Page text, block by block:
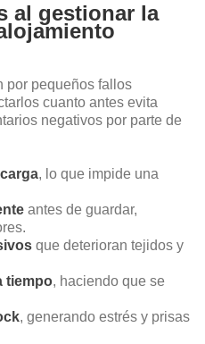
al gestionar la
por pequeños fallos
cuanto antes evita
negativos por parte de
, lo que impide una
antes de guardar,
que deterioran tejidos y
tiempo, haciendo que se
, generando estrés y prisas